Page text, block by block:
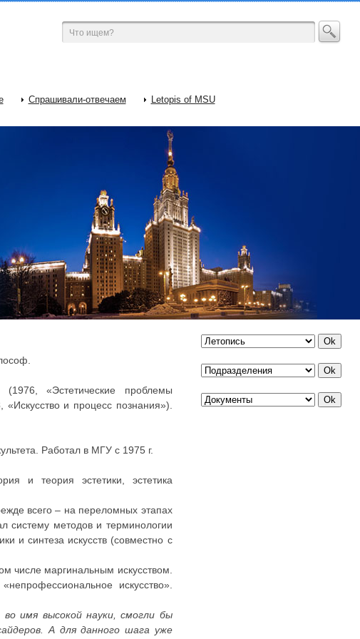
Спрашивали-отвечаем Letopis of MSU
«Эстетические проблемы
и процесс познания»).
Работал в МГУ с 1975 г.
и теория эстетики, эстетика
всего – на переломных этапах
систему методов и терминологии
и синтеза искусств (совместно с
числе маргинальным искусством.
искусство».
имя высокой науки, смогли бы
А для данного шага уже